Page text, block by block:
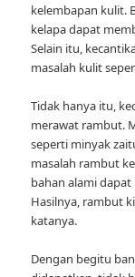
kelembapan kulit.
kelapa dapat
Selain itu,
masalah kulit
Tidak hanya itu,
merawat rambut.
seperti minyak
masalah rambut
bahan alami
Hasilnya, rambut
katanya.
Dengan begitu